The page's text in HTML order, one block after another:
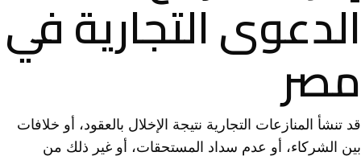
الدعوى التجارية في
مصر
قد تنشأ المنازعات التجارية نتيجة الإخلال بالعقود، أو خلافات
بين الشركاء، أو عدم سداد المستحقات، أو غير ذلك من